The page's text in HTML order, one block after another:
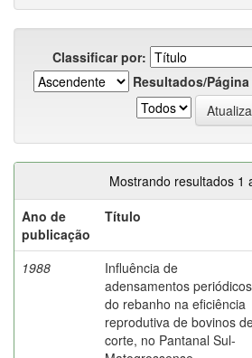
Classificar por:
Resultados/Página
Mostrando resultados 1
Ano de
publicação
Título
1988
Influência de
adensamentos periódicos
do rebanho na eficiência
reprodutiva de bovinos
corte, no Pantanal Sul-